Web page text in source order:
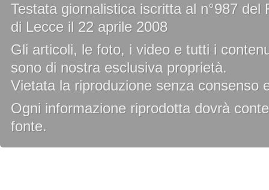
Testata giornalistica iscritta al n°987
di Lecce il 22 aprile 2008
Gli articoli, le foto, i video e tutti i
sono di nostra esclusiva proprietà.
Vietata la riproduzione senza consenso
Ogni informazione riprodotta dovrà
fonte.